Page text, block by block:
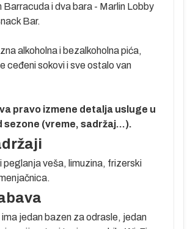
Barracuda i dva bara - Marlin Lobby
Bar.
alkoholna i bezalkoholna pića,
ceđeni sokovi i sve ostalo van
pravo izmene detalja usluge u
sezone (vreme, sadržaj...).
peglanja veša, limuzina, frizerski
jedan bazen za odrasle, jedan